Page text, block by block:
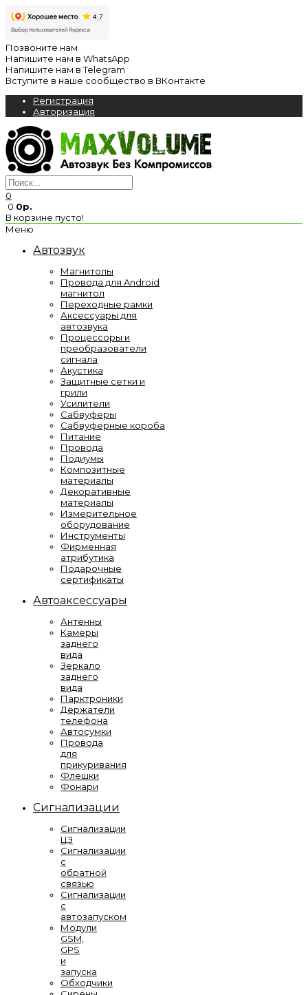
Позвоните нам
Напишите нам в WhatsApp
Напишите нам в Telegram
Вступите в наше сообщество в ВКонтакте
Регистрация
Авторизация
0
0 0р.
В корзине пусто!
Меню
Автозвук
Магнитолы
Провода для Android
магнитол
Переходные рамки
Аксессуары для
автозвука
Процессоры и
преобразователи
сигнала
Акустика
Защитные сетки и
грили
Усилители
Сабвуферы
Сабвуферные короба
Питание
Провода
Подиумы
Композитные
материалы
Декоративные
материалы
Измерительное
оборудование
Инструменты
Фирменная
атрибутика
Подарочные
сертификаты
Автоаксессуары
Антенны
Камеры
заднего
вида
Зеркало
заднего
вида
Парктроники
Держатели
телефона
Автосумки
Провода
для
прикуривания
Флешки
Фонари
Сигнализации
Сигнализации
ЦЗ
Сигнализации
с
обратной
связью
Сигнализации
с
автозапуском
Модули
GSM,
GPS
и
запуска
Обходчики